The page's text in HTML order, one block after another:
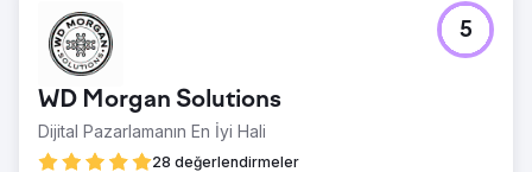
Meydan Okuma
Müvekkil, bir savunma avukatıydı ve arama motoru
görünürlüğü zayıf olan güncel olmayan bir web sitesine
sahipti. Potansiyel müvekkiller hizmetlerini çevrimiçi olarak
bulmakta zorluk çekiyordu ve site, güven oluşturmak ve
soruları yönlendirmek için gereken profesyonel tasarım
ve yapıdan yoksundu.
WD Morgan Solutions
Dijital Pazarlamanın En İyi Hali
28 değerlendirmeler
5